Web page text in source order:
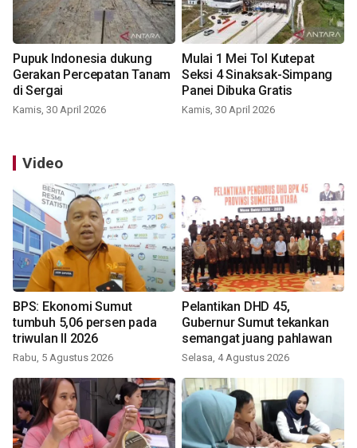
Pupuk Indonesia dukung
Gerakan Percepatan Tanam
di Sergai
Kamis, 30 April 2026
Mulai 1 Mei Tol Kutepat
Seksi 4 Sinaksak-Simpang
Panei Dibuka Gratis
Kamis, 30 April 2026
Video
BPS: Ekonomi Sumut
tumbuh 5,06 persen pada
triwulan II 2026
Rabu, 5 Agustus 2026
Pelantikan DHD 45,
Gubernur Sumut tekankan
semangat juang pahlawan
Selasa, 4 Agustus 2026